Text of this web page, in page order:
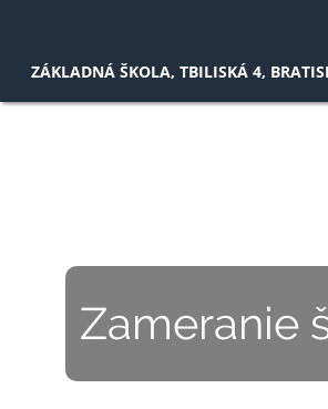
ZÁKLADNÁ ŠKOLA, TBILISKÁ 4,
Zameranie